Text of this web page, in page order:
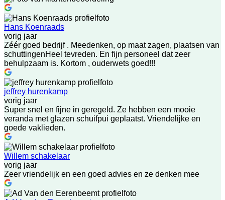
Hans Koenraads
vorig jaar
Zéér goed bedrijf . Meedenken, op maat zagen, plaatsen van
schuttingenHeel tevreden. En fijn personeel dat zeer
behulpzaam is. Kortom , ouderwets goed!!!
jeffrey hurenkamp
vorig jaar
Super snel en fijne in geregeld. Ze hebben een mooie
veranda met glazen schuifpui geplaatst. Vriendelijke en
goede vaklieden.
Willem schakelaar
vorig jaar
Zeer vriendelijk en een goed advies en ze denken mee